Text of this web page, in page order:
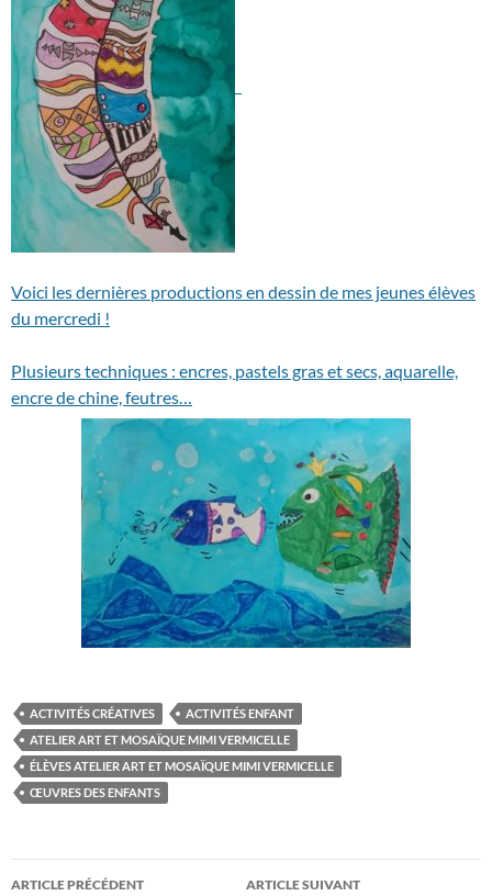
Voici les dernières productions en dessin de mes jeunes élèves
du mercredi !
Plusieurs techniques : encres, pastels gras et secs, aquarelle,
encre de chine, feutres…
ACTIVITÉS CRÉATIVES
ACTIVITÉS ENFANT
ATELIER ART ET MOSAÏQUE MIMI VERMICELLE
ÉLÈVES ATELIER ART ET MOSAÏQUE MIMI VERMICELLE
ŒUVRES DES ENFANTS
Navigation
ARTICLE PRÉCÉDENT ARTICLE SUIVANT